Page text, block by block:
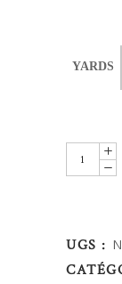
YARDS
Wax
Africain
quantity
UGS :